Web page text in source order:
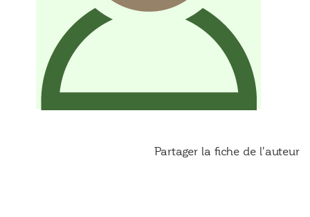
Partager la fiche de l'auteur